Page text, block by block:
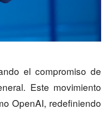
el compromiso de
Este movimiento
OpenAI, redefiniendo